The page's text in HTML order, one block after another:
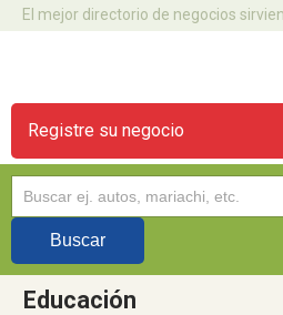
El mejor directorio de negocios
Registre su negocio
Educación